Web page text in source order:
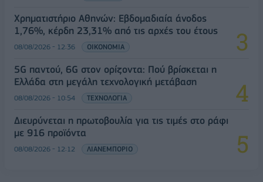
Χρηματιστήριο Αθηνών: Εβδομαδιαία άνοδος
1,76%, κέρδη 23,31% από τις αρχές του έτους
08/08/2026 - 12:36 ΟΙΚΟΝΟΜΙΑ
5G παντού, 6G στον ορίζοντα: Πού βρίσκεται η
Ελλάδα στη μεγάλη τεχνολογική μετάβαση
08/08/2026 - 10:54 ΤΕΧΝΟΛΟΓΙΑ
Διευρύνεται η πρωτοβουλία για τις τιμές στο ράφι
με 916 προϊόντα
08/08/2026 - 12:12 ΛΙΑΝΕΜΠΟΡΙΟ